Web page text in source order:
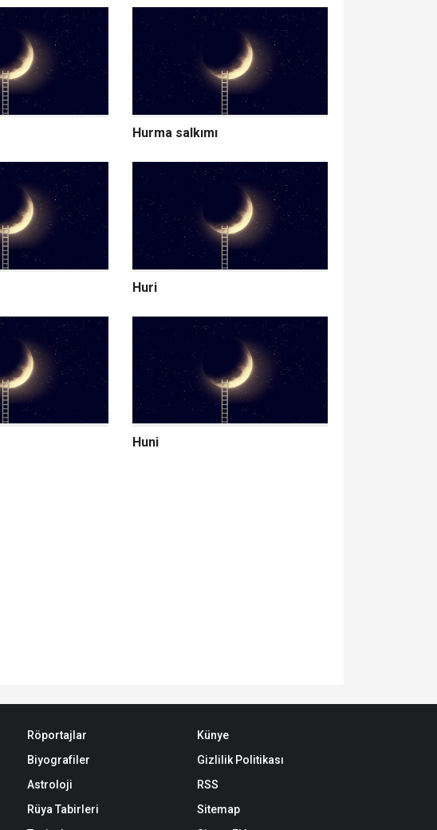
Hurma salkımı
Huri
Huni
Röportajlar
Biyografiler
Astroloji
Rüya Tabirleri
Künye
Gizlilik Politikası
RSS
Sitemap